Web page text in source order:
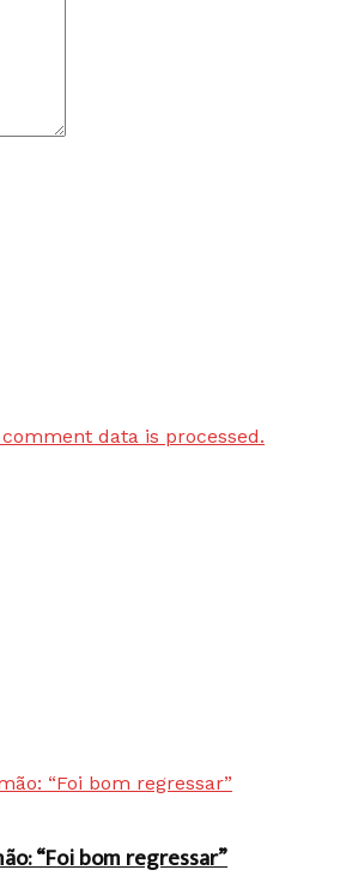
data is processed.
“Foi bom regressar”